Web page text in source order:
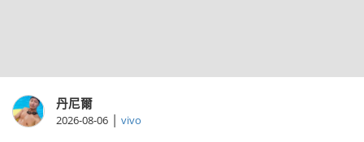
丹尼爾
2026-08-06 | vivo